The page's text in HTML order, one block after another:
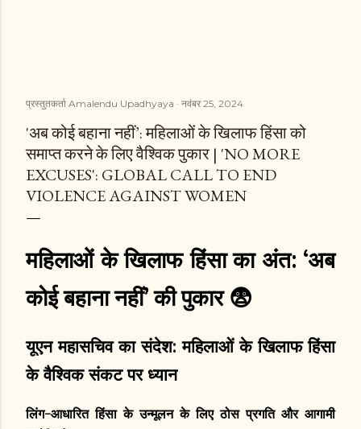
प्रस्तुतकर्ता Amalendu Upadhyaya नवंबर 25, 2024
'अब कोई बहाना नहीं’: महिलाओं के खिलाफ हिंसा को
समाप्त करने के लिए वैश्विक पुकार | 'NO MORE
EXCUSES': GLOBAL CALL TO END
VIOLENCE AGAINST WOMEN
महिलाओं के खिलाफ हिंसा का अंत: ‘अब
कोई बहाना नहीं’ की पुकार 😨
यूएन महासचिव का संदेश: महिलाओं के खिलाफ हिंसा
के वैश्विक संकट पर ध्यान
लिंग-आधारित हिंसा के उन्मूलन के लिए ठोस प्रगति और आगामी